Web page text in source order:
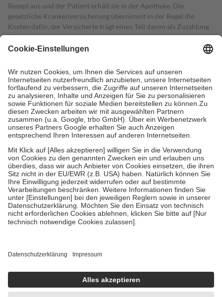
Rezept aus und der Patient erhält sie in der Apotheke. Die
gesetzliche Krankenversicherung übernimmt in der Regel die
Kosten dafür, der Versicherte trägt einen Teil davon als Zuzahlung
mit.
Grundsätzlich leisten Mitglieder Zuzahlungen in Höhe von zehn
höchstens zehn Euro.
Es sind jedoch nie mehr als die tatsächlichen
Kosten der Leistung zu entrichten.
Diese Regeln gelten grundsätzlich auch für Online-Apotheken.
Bei Heilmitteln und häuslicher Krankenpflege beträgt die
Zuzahlung zehn Prozent der Kosten sowie zehn Euro je
Verordnung.
Um das Engagement der Versicherten für ihre eigene Gesundheit zu
stärken und die besondere Stellung der Familie zu unterstützen,
fallenkeine Zuzahlungenan bei:
• Kindern und Jugendlichen bis zum vollendeten 18. Lebensjahr
mit Ausnahme der Fahrkosten
• Untersuchungen zur Vorsorge und Früherkennung, die von der
GKV getragen werden
• empfohlenen Schutzimpfungen
• Harn- und Blutteststreifen
getroffen, um sicherzustellen, dass es sich um echte Bewertungen
https://help.etrusted.com/hc/de/articles/4419944605341
Einige Bilder und Inhalte wurden unter Zuhilfenahme künstlicher